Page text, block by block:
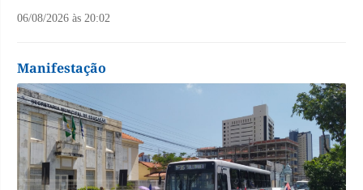
06/08/2026 às 20:02
Manifestação